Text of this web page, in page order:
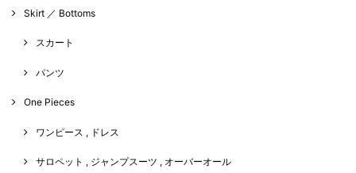
Skirt ／ Bottoms
スカート
パンツ
One Pieces
ワンピース , ドレス
サロペット , ジャンプスーツ , オーバーオール